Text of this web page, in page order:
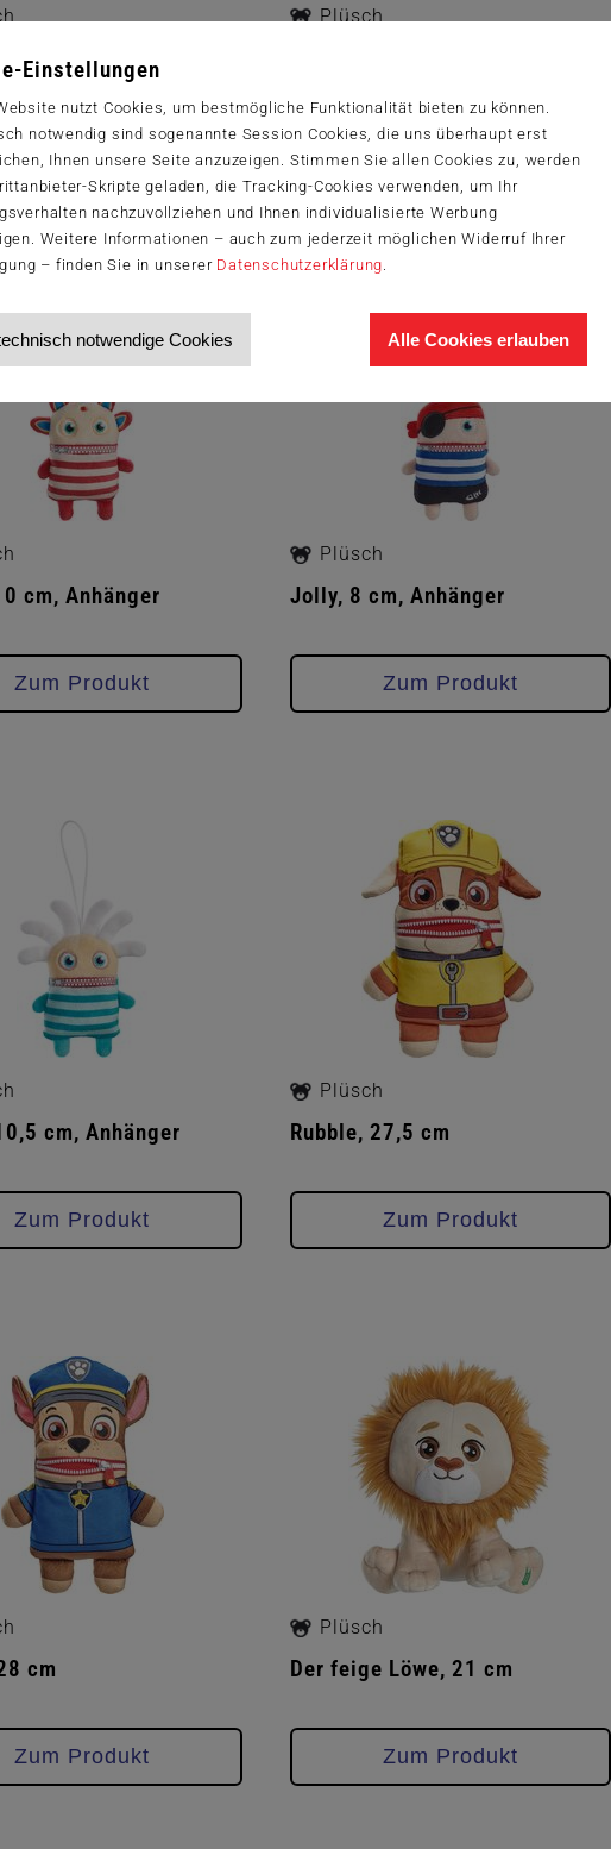
Einstellungen
nutzt Cookies, um bestmögliche Funktionalität bieten zu können.
notwendig sind sogenannte Session Cookies, die uns überhaupt erst
Ihnen unsere Seite anzuzeigen. Stimmen Sie allen Cookies zu, werden
Skripte geladen, die Tracking-Cookies verwenden, um Ihr
nachzuvollziehen und Ihnen individualisierte Werbung
Weitere Informationen – auch zum jederzeit möglichen Widerruf Ihrer
– finden Sie in unserer Datenschutzerklärung
notwendige Cookies Alle Cookies erlauben
8,5 cm, Anhänger
Zum Produkt
Plüsch
Zum Produkt
cm, Anhänger
Zum Produkt
Plüsch
Jolly, 8 cm, Anhänger
Zum Produkt
cm, Anhänger
Zum Produkt
Plüsch
Rubble, 27,5 cm
Zum Produkt
cm
Zum Produkt
Plüsch
Der feige Löwe, 21 cm
Zum Produkt